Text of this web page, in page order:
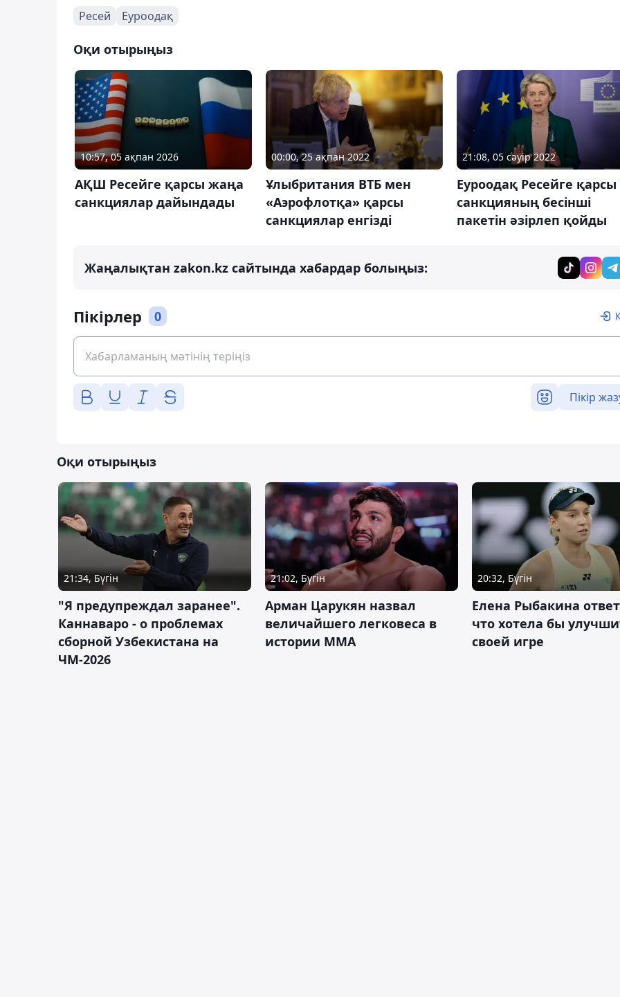
Ресей Еуроодақ
Оқи отырыңыз
10:57, 05 ақпан 2026
АҚШ Ресейге қарсы жаңа
санкциялар дайындады
00:00, 25 ақпан 2022
Ұлыбритания ВТБ мен
«Аэрофлотқа» қарсы
санкциялар енгізді
21:08, 05 сәуір 2022
Еуроодақ Ресейге қарсы
санкцияның бесінші
пакетін әзірлеп қойды
Жаңалықтан zakon.kz сайтында хабардар болыңыз:
Пікірлер 0
Пікір
Оқи отырыңыз
21:34, Бүгін
"Я предупреждал заранее".
Каннаваро - о проблемах
сборной Узбекистана на
ЧМ-2026
21:02, Бүгін
Арман Царукян назвал
величайшего легковеса в
истории ММА
20:32, Бүгін
Елена Рыбакина
что хотела бы
своей игре